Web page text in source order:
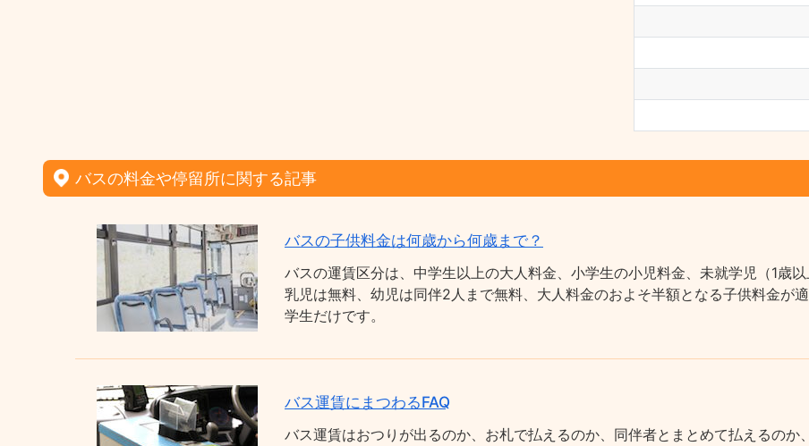
バスの料金や停留所に関する記事
バスの子供料金は何歳から何歳まで？
バスの運賃区分は、中学生以上の大人料金、小学生の小児料金、未就学児（1歳
乳児は無料、幼児は同伴2人まで無料、大人料金のおよそ半額となる子供料金が
学生だけです。
バス運賃にまつわるFAQ
バス運賃はおつりが出るのか、お札で払えるのか、同伴者とまとめて払えるの